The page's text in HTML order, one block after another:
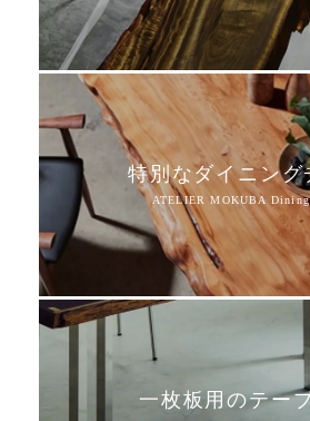
特別なダイニング
一枚板用のテー